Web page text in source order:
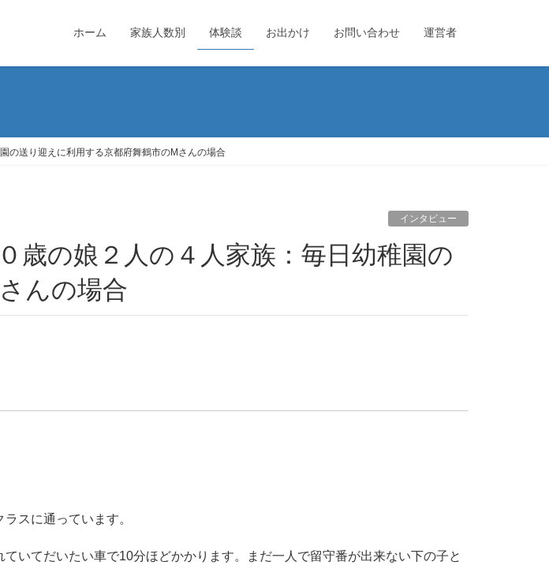
ホーム 家族人数別 体験談 お出かけ お問い合わせ 運営者
の送り迎えに利用する京都府舞鶴市のMさんの場合
インタビュー
んの場合
スに通っています。
いてだいたい車で10分ほどかかります。まだ一人で留守番が出来ない下の子と